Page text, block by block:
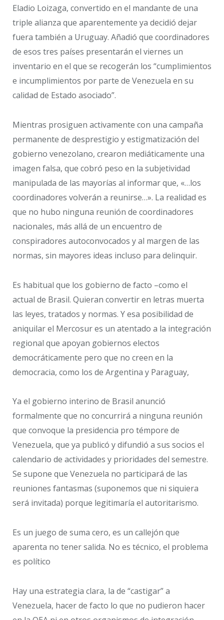
Eladio Loizaga, convertido en el mandante de una
triple alianza que aparentemente ya decidió dejar
fuera también a Uruguay. Añadió que coordinadores
de esos tres países presentarán el viernes un
inventario en el que se recogerán los “cumplimientos
e incumplimientos por parte de Venezuela en su
calidad de Estado asociado”.
Mientras prosiguen activamente con una campaña
permanente de desprestigio y estigmatización del
gobierno venezolano, crearon mediáticamente una
imagen falsa, que cobró peso en la subjetividad
manipulada de las mayorías al informar que, «…los
coordinadores volverán a reunirse…». La realidad es
que no hubo ninguna reunión de coordinadores
nacionales, más allá de un encuentro de
conspiradores autoconvocados y al margen de las
normas, sin mayores ideas incluso para delinquir.
Es habitual que los gobierno de facto –como el
actual de Brasil. Quieran convertir en letras muerta
las leyes, tratados y normas. Y esa posibilidad de
aniquilar el Mercosur es un atentado a la integración
regional que apoyan gobiernos electos
democráticamente pero que no creen en la
democracia, como los de Argentina y Paraguay,
Ya el gobierno interino de Brasil anunció
formalmente que no concurrirá a ninguna reunión
que convoque la presidencia pro témpore de
Venezuela, que ya publicó y difundió a sus socios el
calendario de actividades y prioridades del semestre.
Se supone que Venezuela no participará de las
reuniones fantasmas (suponemos que ni siquiera
será invitada) porque legitimaría el autoritarismo.
Es un juego de suma cero, es un callejón que
aparenta no tener salida. No es técnico, el problema
es político
Hay una estrategia clara, la de “castigar” a
Venezuela, hacer de facto lo que no pudieron hacer